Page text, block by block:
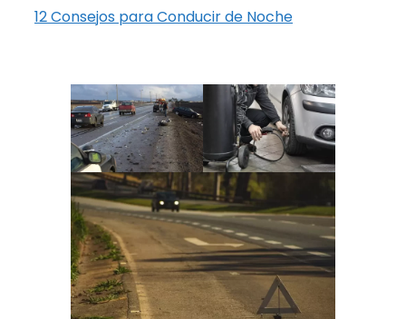
12 Consejos para Conducir de Noche